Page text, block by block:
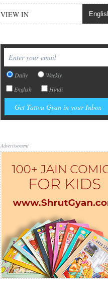
VIEW IN
Daily
Weekly
English
Hindi
Advertisement